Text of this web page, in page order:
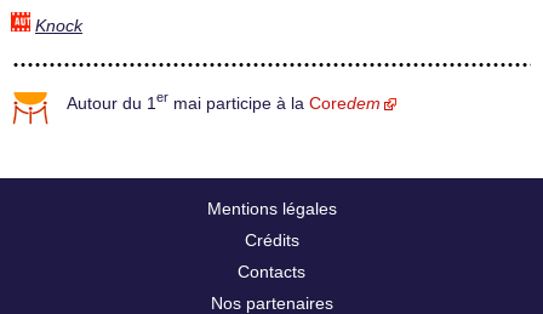
Knock
Autour du 1 er mai participe à la Coredem
Mentions légales
Crédits
Contacts
Nos partenaires